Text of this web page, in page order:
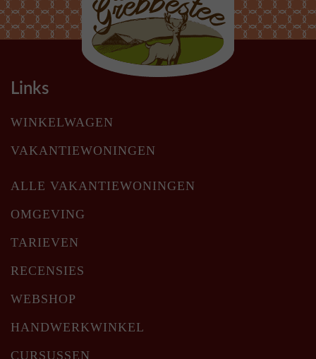
Links
WINKELWAGEN
VAKANTIEWONINGEN
ALLE VAKANTIEWONINGEN
OMGEVING
TARIEVEN
RECENSIES
WEBSHOP
HANDWERKWINKEL
CURSUSSEN